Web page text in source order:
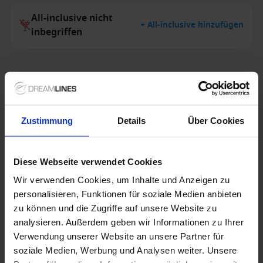
Zustimmung Details Über Cookies
Diese Webseite verwendet Cookies
Wir verwenden Cookies, um Inhalte und Anzeigen zu
personalisieren, Funktionen für soziale Medien anbieten
zu können und die Zugriffe auf unsere Website zu
analysieren. Außerdem geben wir Informationen zu Ihrer
Verwendung unserer Website an unsere Partner für
soziale Medien, Werbung und Analysen weiter. Unsere
All-inclusive nicht
inbegriffen
+ All-inclusive hinzufügen
Weitere Informationen
1 / 7
Victoria Jenna